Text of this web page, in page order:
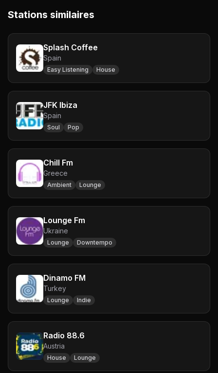
Stations similaires
Splash Coffee
Spain
Easy Listening House
JFK Ibiza
Spain
Soul Pop
Chill Fm
Greece
Ambient Lounge
Lounge Fm
Ukraine
Lounge Downtempo
Dinamo FM
Turkey
Lounge Indie
Radio 88.6
Austria
House Lounge